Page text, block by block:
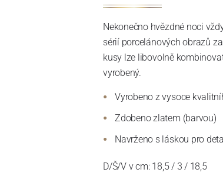
Nekonečno hvězdné noci
sérií porcelánových obrazů
kusy lze libovolně
vyrobený.
Vyrobeno z vysoce
Zdobeno zlatem (barvou)
Navrženo s láskou pro
D/Š/V v cm:18,5 / 3 / 18,5